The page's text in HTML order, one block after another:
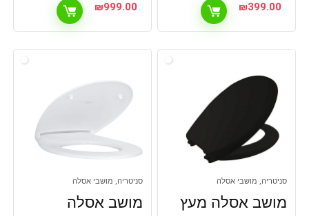
₪399.00
₪999.00
סניטריה, מושבי אסלה
מושב אסלה מעץ
סניטריה, מושבי אסלה
מושב אסלה